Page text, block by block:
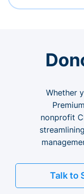
Whether
nonprofit
Talk to